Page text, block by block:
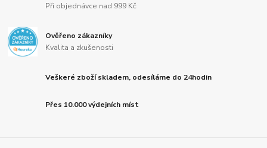
Při objednávce nad 999 Kč
Ověřeno zákazníky
Kvalita a zkušenosti
Veškeré zboží skladem, odesíláme do 24hodin
Přes 10.000 výdejních míst